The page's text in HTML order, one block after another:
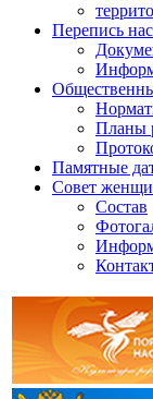
Перепись
Планы
Памятные
Совет
Состав